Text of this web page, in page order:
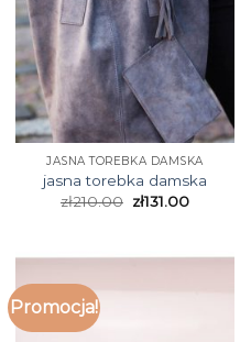
JASNA TOREBKA DAMSKA
jasna torebka damska
zł210.00 zł131.00
Promocja!